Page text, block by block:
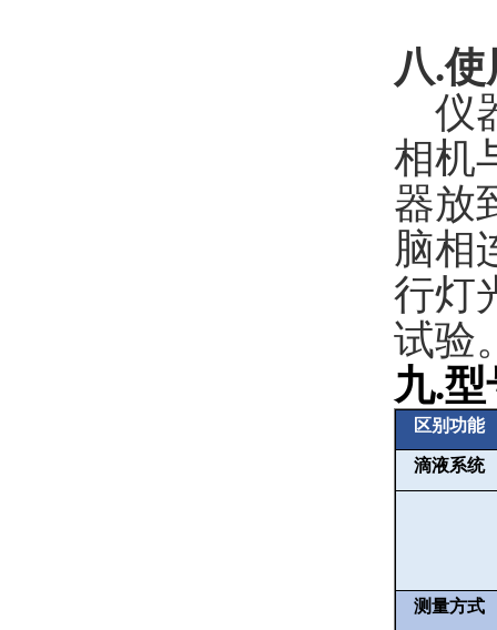
八.使
仪
相机
器放
脑相
行灯
试验
九.型
区别功能
滴液系统
测量方式